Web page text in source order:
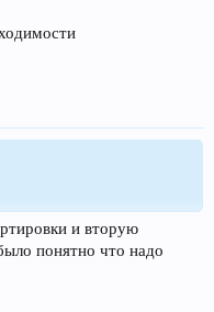
и вторую
понятно что надо